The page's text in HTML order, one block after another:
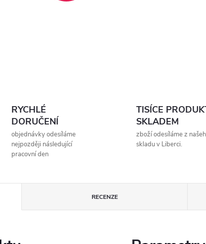
RYCHLÉ
DORUČENÍ
objednávky odesíláme
nejpozději následující
pracovní den
TISÍCE
SKLADEM
zboží odesíláme z
skladu v Liberci.
RECENZE